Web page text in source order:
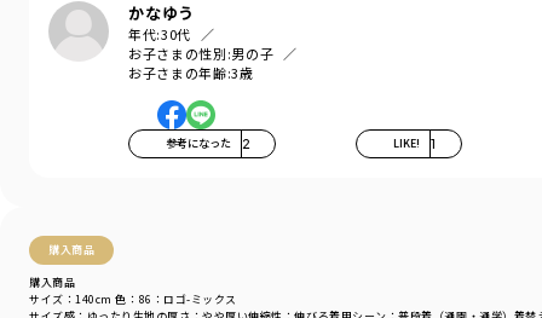
かなゆう
年代:30代
お子さまの性別:男の子
お子さまの年齢:3歳
参考になった 2 LIKE! 1
購入商品
購入商品
サイズ：140cm 色：86：ロゴ-ミックス
【WEB限定カラー】
04:ダイナー-アイボリー
23:ダイナー-コバルトブルー
78:ロゴ-チャコールグレー
86:ロゴ-ミックス
＃プチプラ＃プチプラ子供服＃子供服通販
＃お揃い＃お揃いコーデ
＃ペア＃ペアコーデ
＃リンク＃リンクコーデ